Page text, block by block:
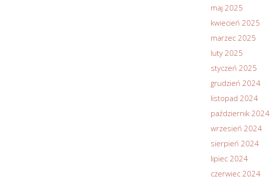
maj 2025
kwiecień 2025
marzec 2025
luty 2025
styczeń 2025
grudzień 2024
listopad 2024
październik 2024
wrzesień 2024
sierpień 2024
lipiec 2024
czerwiec 2024